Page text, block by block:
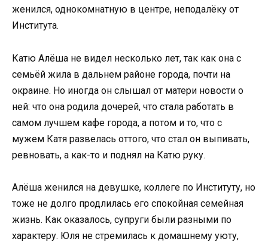
женился, однокомнатную в центре, неподалёку от
Института.
Катю Алёша не видел несколько лет, так как она с
семьёй жила в дальнем районе города, почти на
окраине. Но иногда он слышал от матери новости о
ней: что она родила дочерей, что стала работать в
самом лучшем кафе города, а потом и то, что с
мужем Катя развелась оттого, что стал он выпивать,
ревновать, а как-то и поднял на Катю руку.
Алёша женился на девушке, коллеге по Институту, но
тоже не долго продлилась его спокойная семейная
жизнь. Как оказалось, супруги были разными по
характеру. Юля не стремилась к домашнему уюту,